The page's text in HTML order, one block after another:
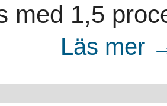
med 1,5
Läs mer